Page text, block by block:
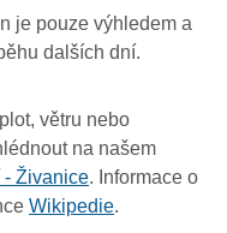
je pouze výhledem a
dalších dní.
větru nebo
na našem
- Živanice. Informace o
Wikipedie.